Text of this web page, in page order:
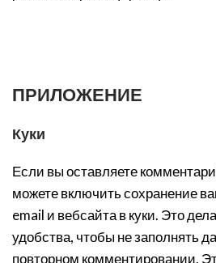
ПРИЛОЖЕНИЕ
Куки
Если вы оставляете
можете включить сохранение
email и вебсайта в куки. Это
удобства, чтобы не заполнять
повторном комментировании.